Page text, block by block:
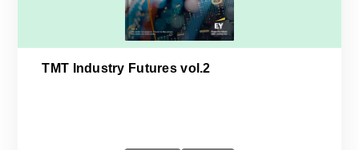
TMT Industry Futures vol.2